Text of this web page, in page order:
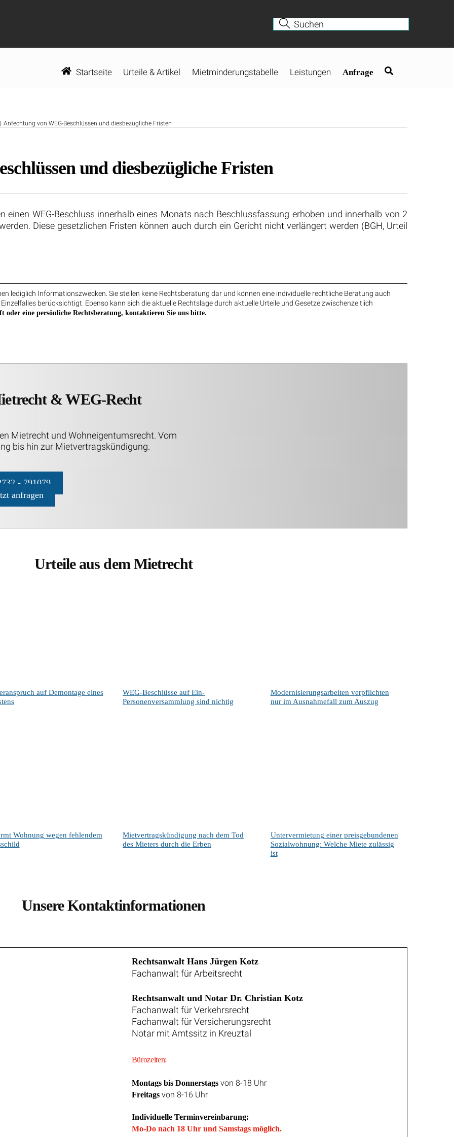
Startseite Urteile & Artikel Mietminderungstabelle Leistungen Anfrage
Anfechtung von WEG-Beschlüssen und diesbezügliche Fristen
und diesbezügliche Fristen
einen WEG-Beschluss innerhalb eines Monats nach Beschlussfassung erhoben und innerhalb von 2
Diese gesetzlichen Fristen können auch durch ein Gericht nicht verlängert werden (BGH, Urteil
lediglich Informationszwecken. Sie stellen keine Rechtsberatung dar und können eine individuelle rechtliche Beratung auch
berücksichtigt. Ebenso kann sich die aktuelle Rechtslage durch aktuelle Urteile und Gesetze zwischenzeitlich
oder eine persönliche Rechtsberatung, kontaktieren Sie uns bitte.
& WEG-Recht
Mietrecht und Wohneigentumsrecht. Vom
bis hin zur Mietvertragskündigung.
- 791079
anfragen
Urteile aus dem Mietrecht
auf Demontage eines
WEG-Beschlüsse auf Ein-
Personenversammlung sind nichtig
Modernisierungsarbeiten verpflichten
nur im Ausnahmefall zum Auszug
Wohnung wegen fehlendem
Mietvertragskündigung nach dem Tod
des Mieters durch die Erben
Untervermietung einer preisgebundenen
Sozialwohnung: Welche Miete zulässig
ist
Unsere Kontaktinformationen
Rechtsanwalt Hans Jürgen Kotz
Fachanwalt für Arbeitsrecht
Rechtsanwalt und Notar Dr. Christian Kotz
Fachanwalt für Verkehrsrecht
Fachanwalt für Versicherungsrecht
Notar mit Amtssitz in Kreuztal
Bürozeiten:
Montags bis Donnerstagsvon 8-18 Uhr
Freitagsvon 8-16 Uhr
Individuelle Terminvereinbarung:
Mo-Do nach 18 Uhr und Samstags möglich.